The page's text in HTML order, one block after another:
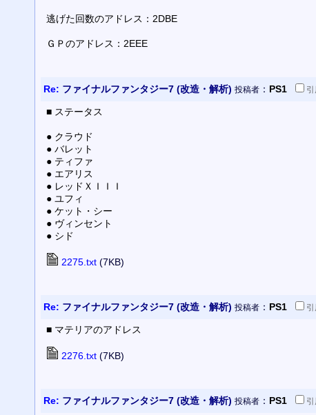
逃げた回数のアドレス：2DBE
ＧＰのアドレス：2EEE
Re: ファイナルファンタジー7 (改造・解析) 投稿者 ： PS1 引
■ ステータス
● クラウド
● バレット
● ティファ
● エアリス
● レッドＸＩＩＩ
● ユフィ
● ケット・シー
● ヴィンセント
● シド
2275.txt (7KB)
Re: ファイナルファンタジー7 (改造・解析) 投稿者 ： PS1 引
■ マテリアのアドレス
2276.txt (7KB)
Re: ファイナルファンタジー7 (改造・解析) 投稿者 ： PS1 引